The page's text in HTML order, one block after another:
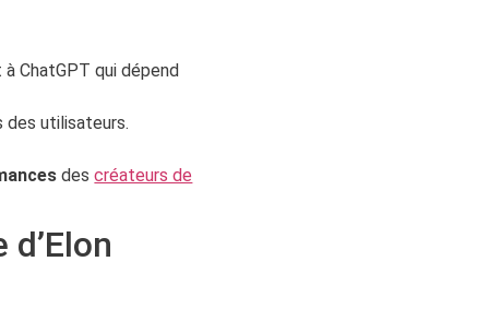
ChatGPT qui dépend
utilisateurs.
descréateurs de